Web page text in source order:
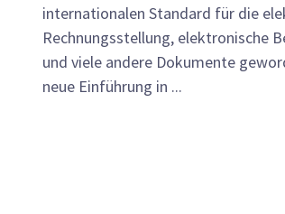
internationalen Standard für die
Rechnungsstellung, elektronische
und viele andere Dokumente
neue Einführung in ...